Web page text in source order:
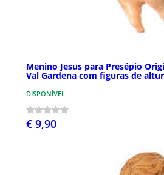
Menino Jesus para Presépio
Val Gardena com figuras de
DISPONÍVEL
€ 9,90